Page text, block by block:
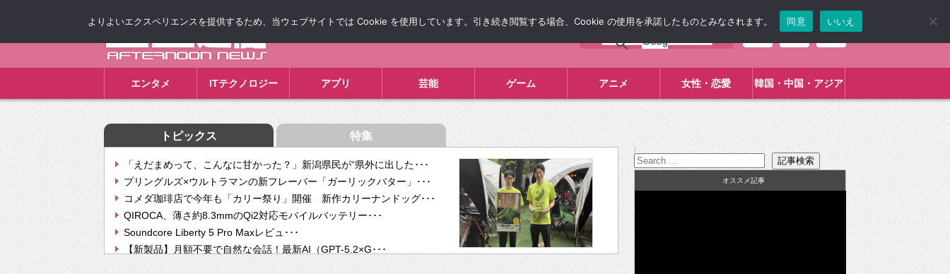
エンタメ ITテクノロジー アプリ 芸能 ゲーム アニメ 女性・恋愛 韓国・中国・アジア
トピックス 特集
「えだまめって、こんなに甘かった？」新潟県民が“県外に出した･･･
プリングルズ×ウルトラマンの新フレーバー「ガーリックバター」･･･
コメダ珈琲店で今年も「カリー祭り」開催 新作カリーナンドッグ･･･
QIROCA、薄さ約8.3mmのQi2対応モバイルバッテリー･･･
Soundcore Liberty 5 Pro Maxレビュ･･･
【新製品】月額不要で自然な会話！最新AI（GPT-5.2×G･･･
【次世代の没入感と生産性】VITURE Luma Ultra･･･
:
オススメ記事
よりよいエクスペリエンスを提供するため、当ウェブサイトでは Cookie を使用しています。引き続き閲覧する場合、Cookie の使用を承諾したものとみなされます。 同意 いいえ